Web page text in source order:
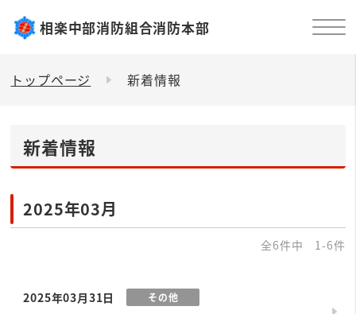
相楽中部消防組合消防本部
トップページ 新着情報
新着情報
2025年03月
全6件中 1-6件
2025年03月31日 その他